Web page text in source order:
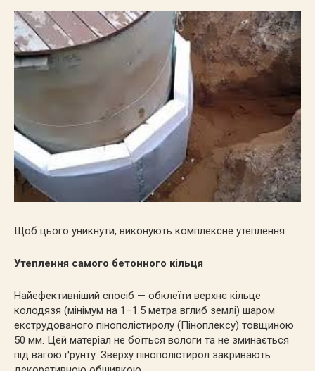
Щоб цього уникнути, виконують комплексне утеплення:
Утеплення самого бетонного кільця
Найефективніший спосіб — обклеїти верхнє кільце
колодязя (мінімум на 1–1.5 метра вглиб землі) шаром
екструдованого пінополістиролу (Піноплексу) товщиною
50 мм. Цей матеріал не боїться вологи та не зминається
під вагою ґрунту. Зверху пінополістирол закривають